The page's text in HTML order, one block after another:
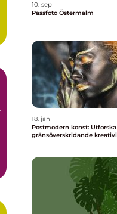
10. sep
Passfoto Östermalm
18. jan
Postmodern konst: Utforska
gränsöverskridande